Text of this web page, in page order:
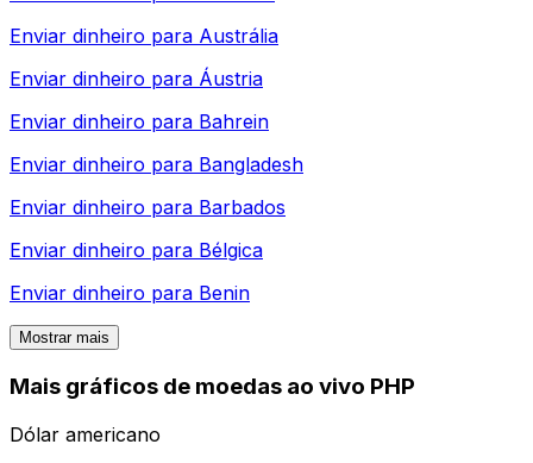
Enviar dinheiro para Austrália
Enviar dinheiro para Áustria
Enviar dinheiro para Bahrein
Enviar dinheiro para Bangladesh
Enviar dinheiro para Barbados
Enviar dinheiro para Bélgica
Enviar dinheiro para Benin
Mostrar mais
Mais gráficos de moedas ao vivo PHP
Dólar americano